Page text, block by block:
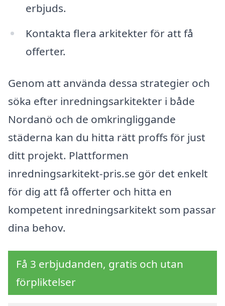
erbjuds.
Kontakta flera arkitekter för att få
offerter.
Genom att använda dessa strategier och
söka efter inredningsarkitekter i både
Nordanö och de omkringliggande
städerna kan du hitta rätt proffs för just
ditt projekt. Plattformen
inredningsarkitekt-pris.se gör det enkelt
för dig att få offerter och hitta en
kompetent inredningsarkitekt som passar
dina behov.
Få 3 erbjudanden, gratis och utan
förpliktelser